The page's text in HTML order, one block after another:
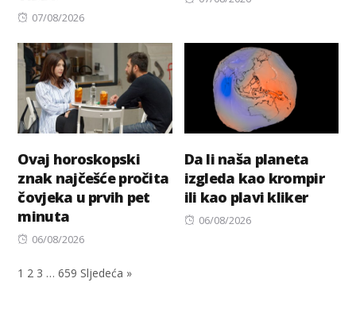
Posted
07/08/2026
Ovaj horoskopski
znak najčešće pročita
čovjeka u prvih pet
minuta
Posted
06/08/2026
Da li naša planeta
izgleda kao krompir
ili kao plavi kliker
Posted
06/08/2026
1 2 3 … 659 Sljedeća »